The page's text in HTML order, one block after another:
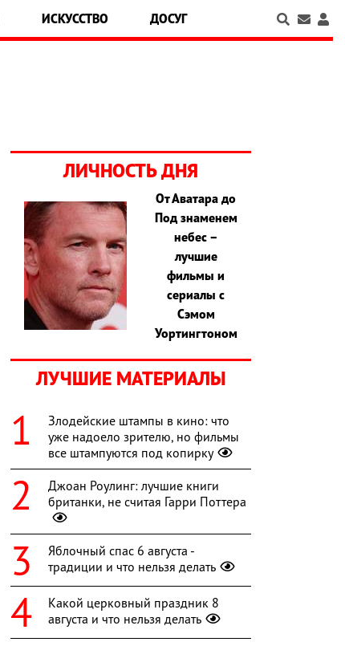
ИСКУССТВО ДОСУГ
ЛИЧНОСТЬ ДНЯ
От Аватара до
Под знаменем
небес –
лучшие
фильмы и
сериалы с
Сэмом
Уортингтоном
ЛУЧШИЕ МАТЕРИАЛЫ
Злодейские штампы в кино: что
уже надоело зрителю, но фильмы
все штампуются под копирку
Джоан Роулинг: лучшие книги
британки, не считая Гарри Поттера
Яблочный спас 6 августа -
традиции и что нельзя делать
Какой церковный праздник 8
августа и что нельзя делать